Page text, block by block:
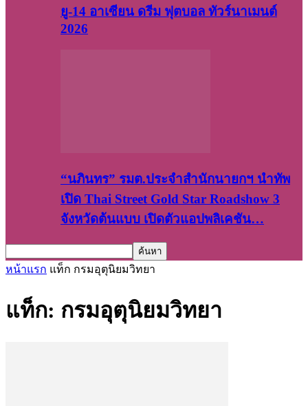
ยู-14 อาเซียน ดรีม ฟุตบอล ทัวร์นาเมนต์
2026
“นภินทร” รมต.ประจำสำนักนายกฯ นำทัพ
เปิด Thai Street Gold Star Roadshow 3
จังหวัดต้นแบบ เปิดตัวแอปพลิเคชัน…
หน้าแรก แท็ก กรมอุตุนิยมวิทยา
แท็ก: กรมอุตุนิยมวิทยา